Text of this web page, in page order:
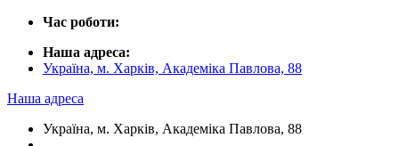
Час роботи:
Наша адреса:
Україна, м. Харків, Академіка Павлова, 88
Наша адреса
Україна, м. Харків, Академіка Павлова, 88